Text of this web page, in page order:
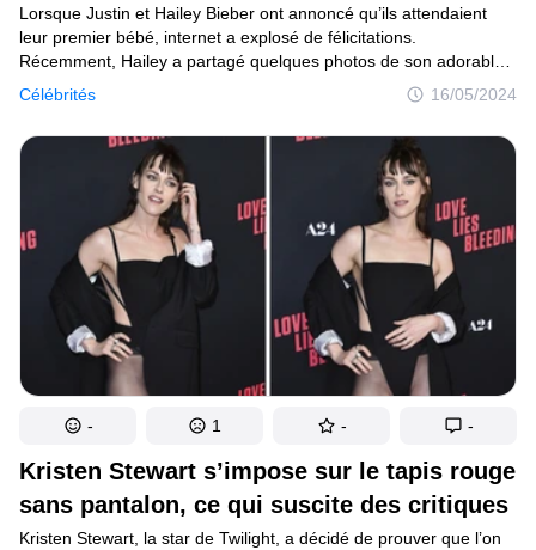
Célébrités 16/05/2024
Lorsque Justin et Hailey Bieber ont annoncé qu’ils attendaient
leur premier bébé, internet a explosé de félicitations.
Récemment, Hailey a partagé quelques photos de son adorable
baby bump en pleine croissance. Mais si beaucoup félicitaient
le top model, certains followers ont remarqué un détail particulier
sur les clichés.
Kristen Stewart s’impose sur le tapis rouge
sans pantalon, ce qui suscite des critiques
Kristen Stewart, la star de Twilight, a décidé de prouver que l’on
- 1 - -